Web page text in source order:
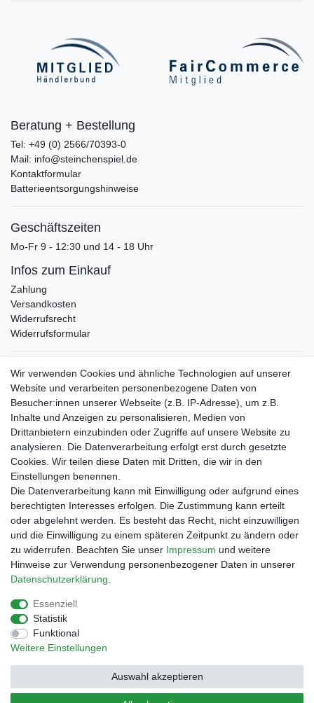
Beratung + Bestellung
Tel: +49 (0) 2566/70393-0
Mail: info@steinchenspiel.de
Kontaktformular
Batterieentsorgungshinweise
Geschäftszeiten
Mo-Fr 9 - 12:30 und 14 - 18 Uhr
Infos zum Einkauf
Zahlung
Versandkosten
Widerrufsrecht
Widerrufsformular
Verpackungslizenz
bei der Landbell AG
Zahlungsarten
Vorabüberweisung
Rechnungskauf
Zahlung bei Abholung
PayPal (inkl. Kreditkarten)
Impressum
Barrierefreiheitserklärung
Vertrag widerrufen Kontakt
Wir verwenden Cookies und ähnliche Technologien auf unserer
Website und verarbeiten personenbezogene Daten von
Besucher:innen unserer Webseite (z.B. IP-Adresse), um z.B.
Inhalte und Anzeigen zu personalisieren, Medien von
Drittanbietern einzubinden oder Zugriffe auf unsere Website zu
analysieren. Die Datenverarbeitung erfolgt erst durch gesetzte
Cookies. Wir teilen diese Daten mit Dritten, die wir in den
Einstellungen benennen.
Die Datenverarbeitung kann mit Einwilligung oder aufgrund eines
berechtigten Interesses erfolgen. Die Zustimmung kann erteilt
oder abgelehnt werden. Es besteht das Recht, nicht einzuwilligen
und die Einwilligung zu einem späteren Zeitpunkt zu ändern oder
zu widerrufen. Beachten Sie unser Impressum und weitere
Hinweise zur Verwendung personenbezogener Daten in unserer
Daten­schutz­erklärung
Essenziell
Statistik
Funktional
Weitere Einstellungen
Auswahl akzeptieren